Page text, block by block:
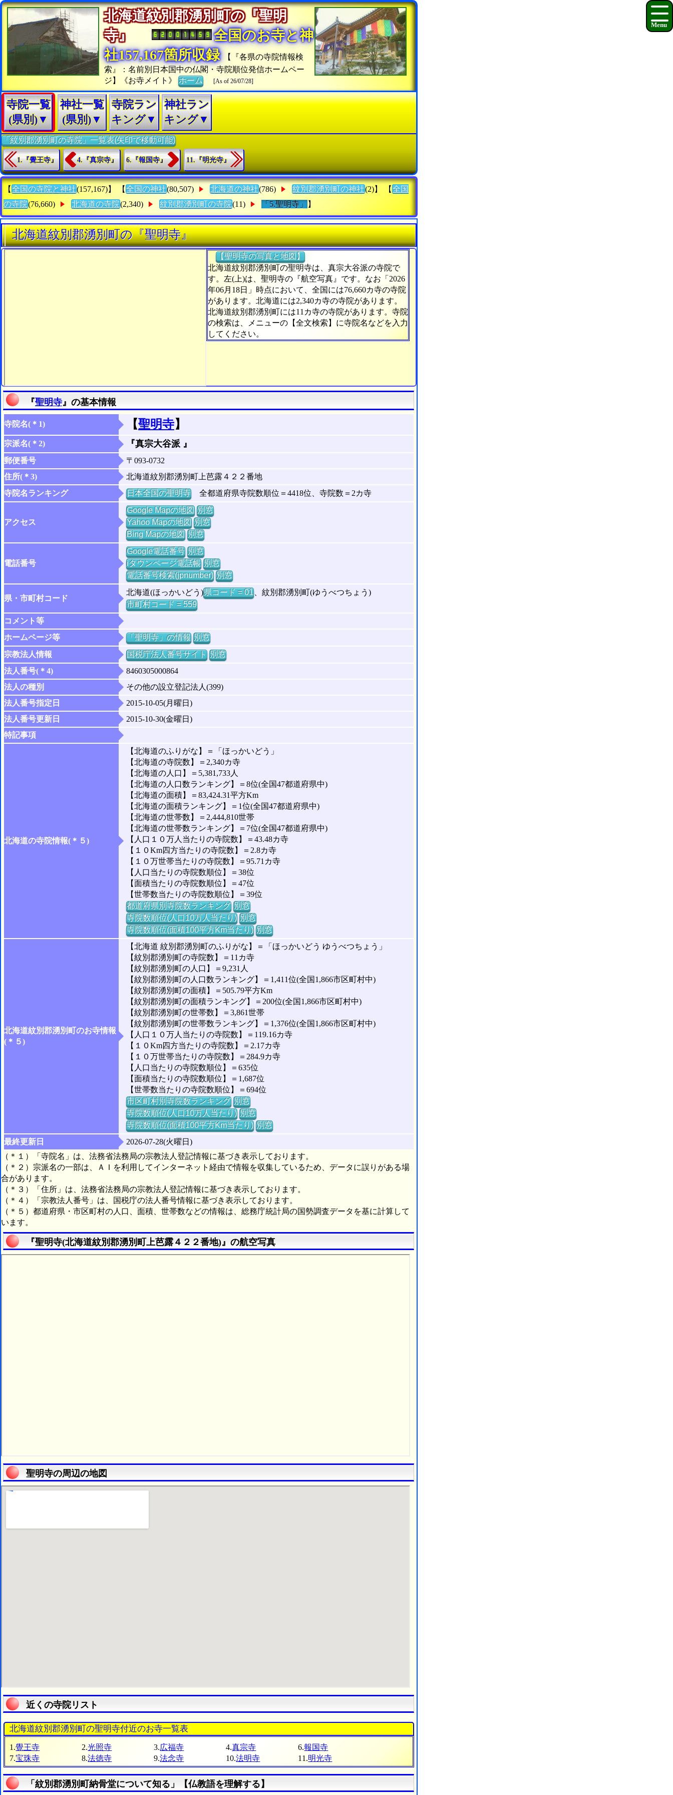
北海道紋別郡湧別町の『聖明
寺』
全国のお寺と神
社157,167箇所収録
【『各県の寺院情報検
索』：名前別日本国中の仏閣・寺院順位発信ホームペー
ジ】《お寺メイト》ホーム [As of 26/07/28]
寺院一覧
(県別)▼
神社一覧
(県別)▼
寺院ラン
キング▼
神社ラン
キング▼
「紋別郡湧別町の寺院」一覧表(矢印で移動可能)
1.『覺王寺』 4.『真宗寺』 6.『報国寺』 11.『明光寺』
【 全国の寺院と神社(157,167)】 【 全国の神社(80,507) 北海道の神社(786) 紋別郡湧別町の神社(2)】 【 全国
の寺院(76,660) 北海道の寺院(2,340) 紋別郡湧別町の寺院(11) 「5.聖明寺」 】
北海道紋別郡湧別町の『聖明寺』
【聖明寺の写真と地図】
北海道紋別郡湧別町の聖明寺は、真宗大谷派の寺院で
す。左(上)は、聖明寺の『航空写真』です。なお「2026
年06月18日」時点において、全国には76,660カ寺の寺院
があります。北海道には2,340カ寺の寺院があります。
北海道紋別郡湧別町には11カ寺の寺院があります。寺院
の検索は、メニューの【全文検索】に寺院名などを入力
してください。
『聖明寺』の基本情報
寺院名(＊1) 【聖明寺】
宗派名(＊2) 『真宗大谷派 』
郵便番号
〒093-0732
住所(＊3)
北海道紋別郡湧別町上芭露４２２番地
寺院名ランキング
日本全国の聖明寺全都道府県寺院数順位＝4418位、寺院数＝2カ寺
アクセス
Google Mapの地図 別窓
Yahoo Mapの地図 別窓
Bing Mapの地図 別窓
電話番号
Google電話番号 別窓
iタウンページ電話帳 別窓
電話番号検索(jpnumber) 別窓
県・市町村コード
北海道(ほっかいどう)県コード = 01、紋別郡湧別町(ゆうべつちょう)
市町村コード = 559
コメント等
ホームページ等
「聖明寺」の情報 別窓
宗教法人情報
国税庁法人番号サイト 別窓
法人番号(＊4)
8460305000864
法人の種別
その他の設立登記法人(399)
法人番号指定日
2015-10-05(月曜日)
法人番号更新日
2015-10-30(金曜日)
特記事項
北海道の寺院情報(＊５)
【北海道のふりがな】＝「ほっかいどう」
【北海道の寺院数】＝2,340カ寺
【北海道の人口】＝5,381,733人
【北海道の人口数ランキング】＝8位(全国47都道府県中)
【北海道の面積】＝83,424.31平方Km
【北海道の面積ランキング】＝1位(全国47都道府県中)
【北海道の世帯数】＝2,444,810世帯
【北海道の世帯数ランキング】＝7位(全国47都道府県中)
【人口１０万人当たりの寺院数】＝43.48カ寺
【１０Km四方当たりの寺院数】＝2.8カ寺
【１０万世帯当たりの寺院数】＝95.71カ寺
【人口当たりの寺院数順位】＝38位
【面積当たりの寺院数順位】＝47位
【世帯数当たりの寺院数順位】＝39位
都道府県別寺院数ランキング 別窓
寺院数順位(人口10万人当たり) 別窓
寺院数順位(面積100平方Km当たり) 別窓
北海道紋別郡湧別町のお寺情報
(＊５)
【北海道 紋別郡湧別町のふりがな】＝「ほっかいどう ゆうべつちょう」
【紋別郡湧別町の寺院数】＝11カ寺
【紋別郡湧別町の人口】＝9,231人
【紋別郡湧別町の人口数ランキング】＝1,411位(全国1,866市区町村中)
【紋別郡湧別町の面積】＝505.79平方Km
【紋別郡湧別町の面積ランキング】＝200位(全国1,866市区町村中)
【紋別郡湧別町の世帯数】＝3,861世帯
【紋別郡湧別町の世帯数ランキング】＝1,376位(全国1,866市区町村中)
【人口１０万人当たりの寺院数】＝119.16カ寺
【１０Km四方当たりの寺院数】＝2.17カ寺
【１０万世帯当たりの寺院数】＝284.9カ寺
【人口当たりの寺院数順位】＝635位
【面積当たりの寺院数順位】＝1,687位
【世帯数当たりの寺院数順位】＝694位
市区町村別寺院数ランキング 別窓
寺院数順位(人口10万人当たり) 別窓
寺院数順位(面積100平方Km当たり) 別窓
最終更新日
2026-07-28(火曜日)
（＊１）「寺院名」は、法務省法務局の宗教法人登記情報に基づき表示しております。
（＊２）宗派名の一部は、ＡＩを利用してインターネット経由で情報を収集しているため、データに誤りがある場
合があります。
（＊３）「住所」は、法務省法務局の宗教法人登記情報に基づき表示しております。
（＊４）「宗教法人番号」は、国税庁の法人番号情報に基づき表示しております。
（＊５）都道府県・市区町村の人口、面積、世帯数などの情報は、総務庁統計局の国勢調査データを基に計算して
います。
『聖明寺(北海道紋別郡湧別町上芭露４２２番地)』の航空写真
聖明寺の周辺の地図
近くの寺院リスト
北海道紋別郡湧別町の聖明寺付近のお寺一覧表
1.覺王寺 2.光照寺 3.広福寺 4.真宗寺 6.報国寺
7.宝珠寺 8.法徳寺 9.法念寺 10.法明寺 11.明光寺
「紋別郡湧別町納骨堂について知る」【仏教語を理解する】